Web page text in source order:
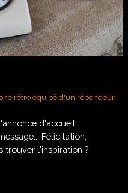
rétro équipé d'un répondeur
d'accueil
Félicitation,
trouver l'inspiration ?